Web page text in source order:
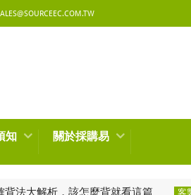
知 關於採購易
析，該怎麼背就看這篇 客製化商品